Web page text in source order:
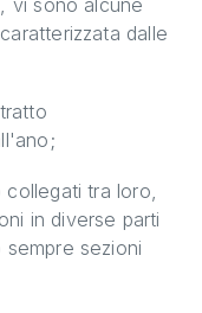
dalle
tra loro,
in diverse parti
sezioni